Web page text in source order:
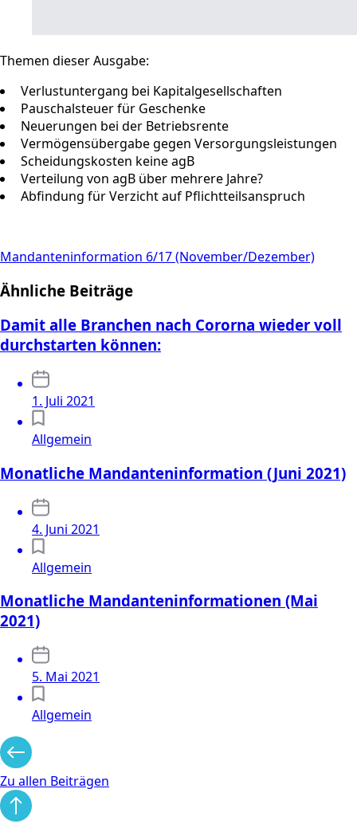
Themen dieser Ausgabe:
Verlustuntergang bei Kapitalgesellschaften
Pauschalsteuer für Geschenke
Neuerungen bei der Betriebsrente
Vermögensübergabe gegen Versorgungsleistungen
Scheidungskosten keine agB
Verteilung von agB über mehrere Jahre?
Abfindung für Verzicht auf Pflichtteilsanspruch
Mandanteninformation 6/17 (November/Dezember)
Ähnliche Beiträge
Damit alle Branchen nach Cororna wieder voll
durchstarten können:
1. Juli 2021
Allgemein
Monatliche Mandanteninformation (Juni 2021)
4. Juni 2021
Allgemein
Monatliche Mandanteninformationen (Mai
2021)
5. Mai 2021
Allgemein
Zu allen Beiträgen